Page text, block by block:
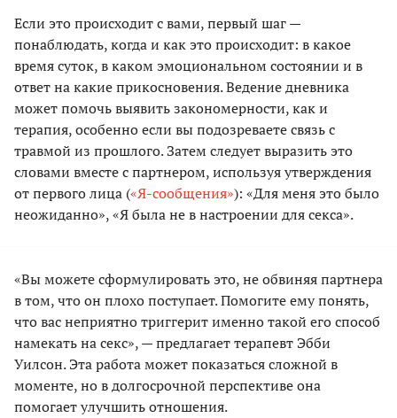
Если это происходит с вами, первый шаг —
понаблюдать, когда и как это происходит: в какое
время суток, в каком эмоциональном состоянии и в
ответ на какие прикосновения. Ведение дневника
может помочь выявить закономерности, как и
терапия, особенно если вы подозреваете связь с
травмой из прошлого. Затем следует выразить это
словами вместе с партнером, используя утверждения
от первого лица («Я-сообщения»): «Для меня это было
неожиданно», «Я была не в настроении для секса».
«Вы можете сформулировать это, не обвиняя партнера
в том, что он плохо поступает. Помогите ему понять,
что вас неприятно триггерит именно такой его способ
намекать на секс», — предлагает терапевт Эбби
Уилсон. Эта работа может показаться сложной в
моменте, но в долгосрочной перспективе она
помогает улучшить отношения.